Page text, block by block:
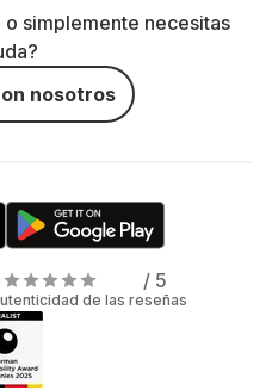
simplemente necesitas
nosotros
/ 5
de las reseñas